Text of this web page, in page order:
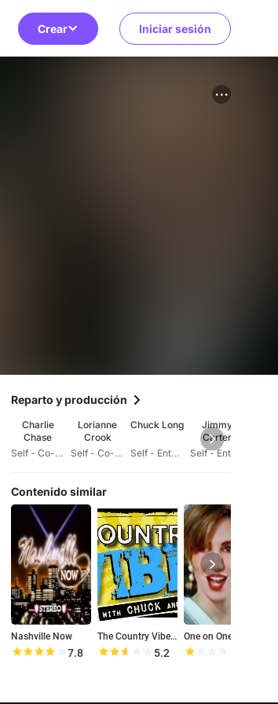
Crear Iniciar sesión
Reparto y producción
Charlie
Chase
Self - Co-Host
Lorianne
Crook
Self - Co-Hostess
Chuck Long
Self - Entertainment Reporter
Jimmy
Carter
Contenido similar
Nashville Now
7.8
The Country Vibe with Chuck and Becca
5.2